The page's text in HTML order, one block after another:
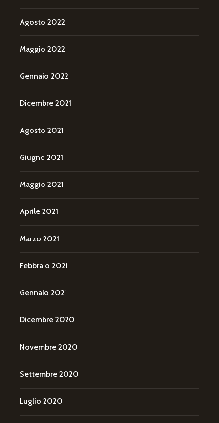
Agosto 2022
Maggio 2022
Gennaio 2022
Dicembre 2021
Agosto 2021
Giugno 2021
Maggio 2021
Aprile 2021
Marzo 2021
Febbraio 2021
Gennaio 2021
Dicembre 2020
Novembre 2020
Settembre 2020
Luglio 2020